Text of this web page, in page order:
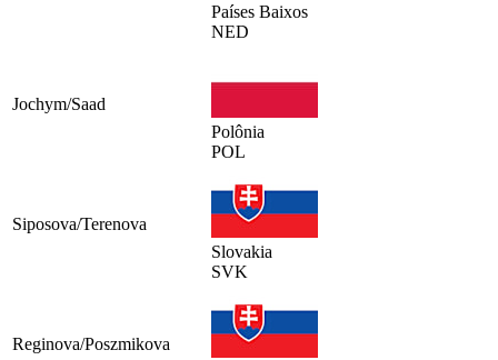
Países Baixos
NED
Jochym/Saad
Polônia
POL
Siposova/Terenova
Slovakia
SVK
Reginova/Poszmikova